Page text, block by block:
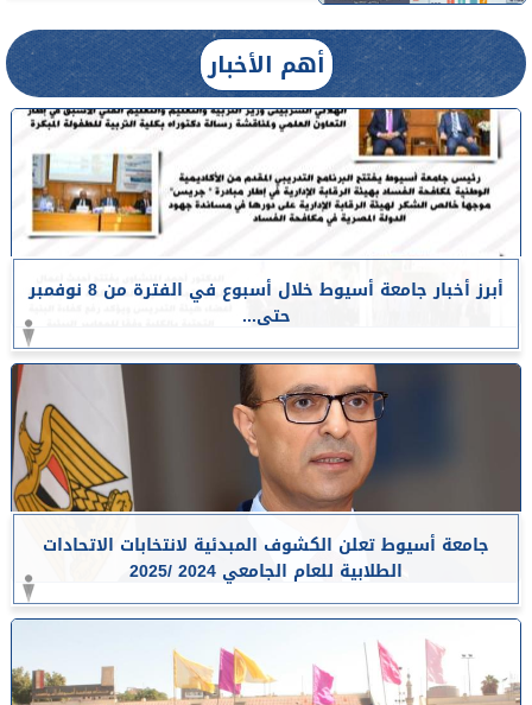
أهم الأخبار
أبرز أخبار جامعة أسيوط خلال أسبوع في الفترة من 8 نوفمبر
حتى...
جامعة أسيوط تعلن الكشوف المبدئية لانتخابات الاتحادات
الطلابية للعام الجامعي 2024 /2025